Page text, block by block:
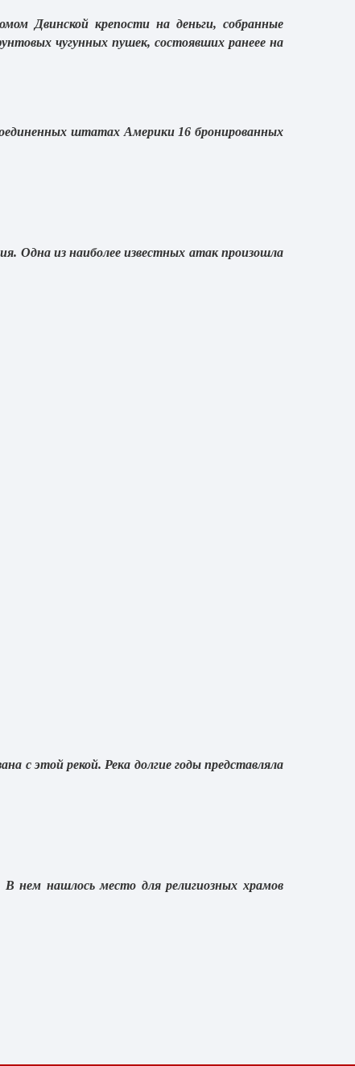
Двинской крепости на деньги, собранные
чугунных пушек, состоявших ранеее на
штатах Америки 16 бронированных
Одна из наиболее известных атак произошла
с этой рекой. Река долгие годы представляла
нем нашлось место для религиозных храмов